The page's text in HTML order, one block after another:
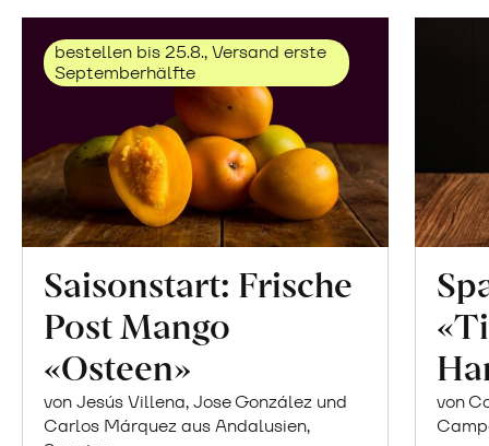
bestellen bis 25.8., Versand erste
Septemberhälfte
Saisonstart: Frische
Post Mango
«Osteen»
von Jesús Villena, Jose González und
Carlos Márquez aus Andalusien,
von